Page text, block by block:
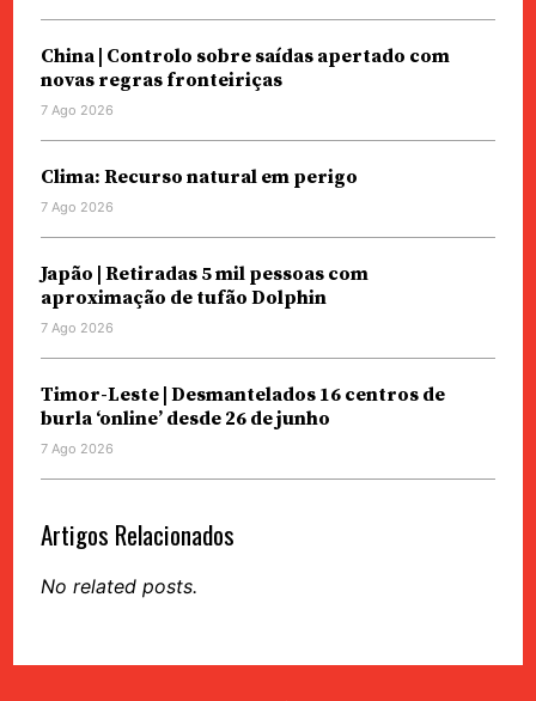
China | Controlo sobre saídas apertado com
novas regras fronteiriças
7 Ago 2026
Clima: Recurso natural em perigo
7 Ago 2026
Japão | Retiradas 5 mil pessoas com
aproximação de tufão Dolphin
7 Ago 2026
Timor-Leste | Desmantelados 16 centros de
burla ‘online’ desde 26 de junho
7 Ago 2026
Artigos Relacionados
No related posts.